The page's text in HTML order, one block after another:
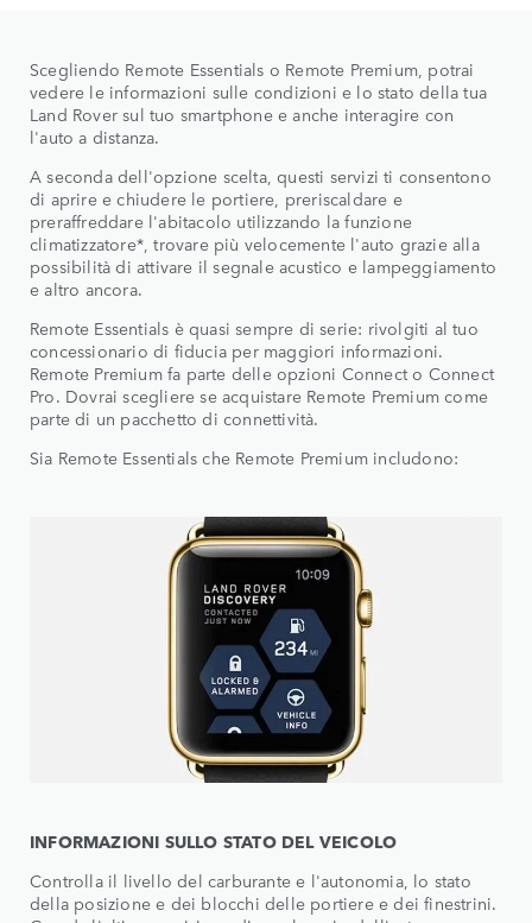
Scegliendo Remote Essentials o Remote Premium, potrai
vedere le informazioni sulle condizioni e lo stato della tua
Land Rover sul tuo smartphone e anche interagire con
l'auto a distanza.
A seconda dell'opzione scelta, questi servizi ti consentono
di aprire e chiudere le portiere, preriscaldare e
preraffreddare l'abitacolo utilizzando la funzione
climatizzatore*, trovare più velocemente l'auto grazie alla
possibilità di attivare il segnale acustico e lampeggiamento
e altro ancora.
Remote Essentials è quasi sempre di serie: rivolgiti al tuo
concessionario di fiducia per maggiori informazioni.
Remote Premium fa parte delle opzioni Connect o Connect
Pro. Dovrai scegliere se acquistare Remote Premium come
parte di un pacchetto di connettività.
Sia Remote Essentials che Remote Premium includono:
INFORMAZIONI SULLO STATO DEL VEICOLO
Controlla il livello del carburante e l'autonomia, lo stato
della posizione e dei blocchi delle portiere e dei finestrini.